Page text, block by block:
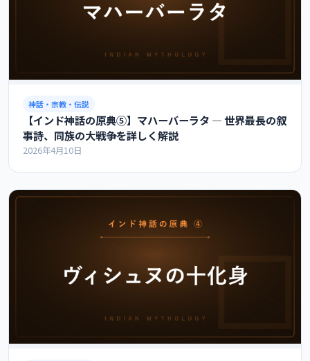
神話・宗教・伝説
【インド神話の原典⑤】マハーバーラタ ― 世界最長の叙
事詩、同族の大戦争を詳しく解説
2026年4月10日